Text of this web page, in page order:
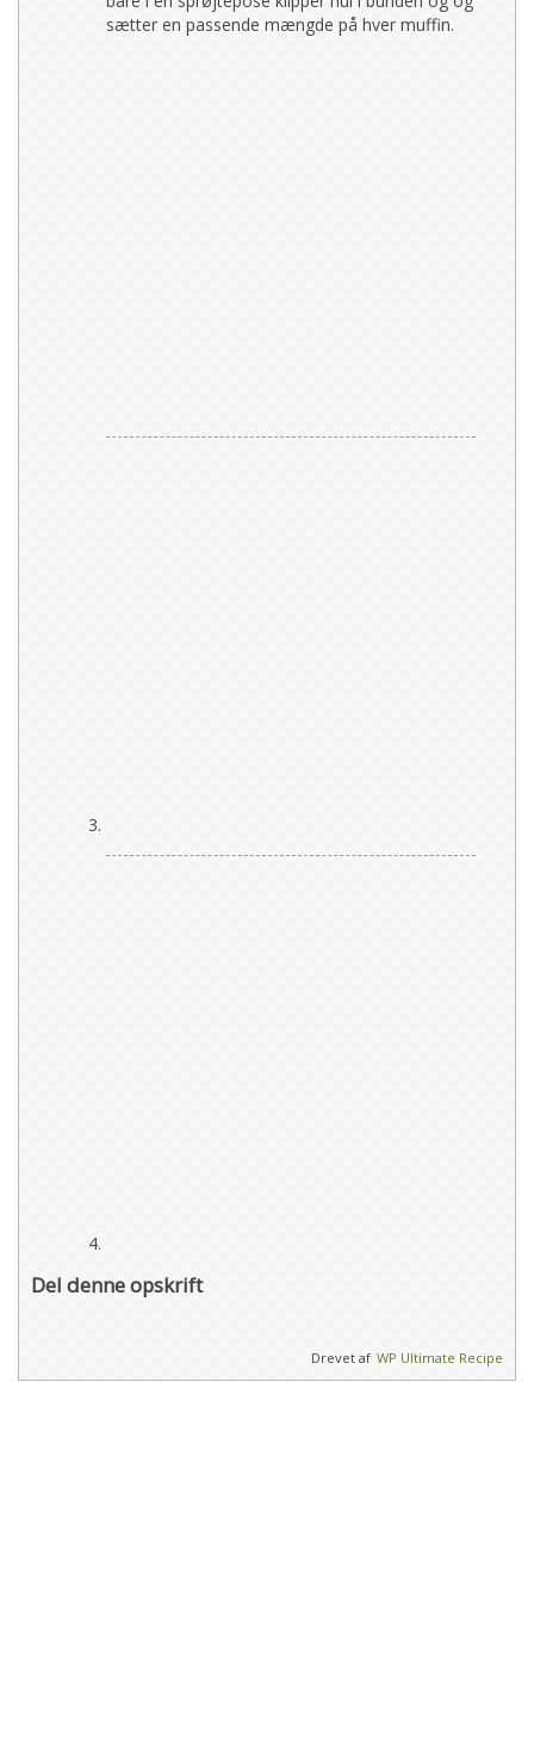
sætter en passende mængde på hver muffin.
Del denne opskrift
Drevet af WP Ultimate Recipe